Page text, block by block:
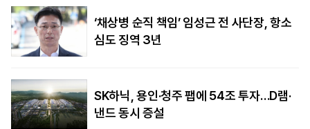
‘채상병 순직 책임’ 임성근 전 사단장, 항소
심도 징역 3년
SK하닉, 용인·청주 팹에 54조 투자…D램·
낸드 동시 증설